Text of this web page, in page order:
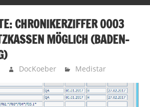
CHRONIKERZIFFER 0003
MÖGLICH (BADEN-
DocKoeber Medistar